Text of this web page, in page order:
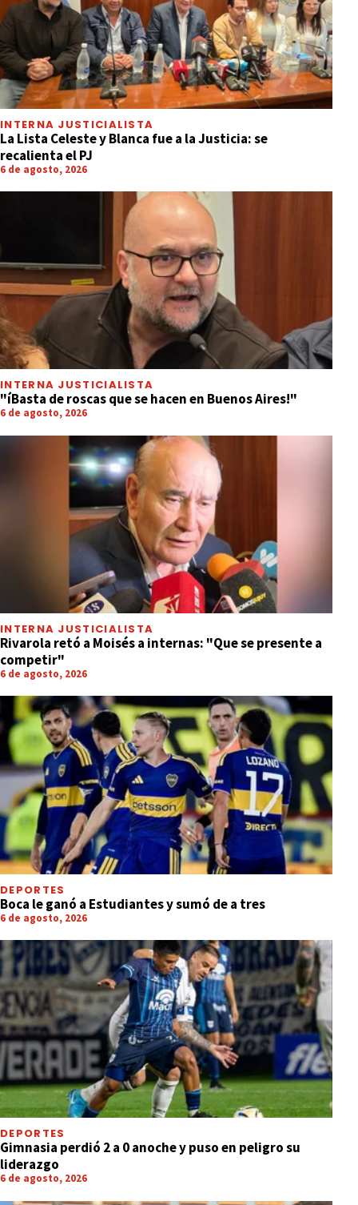
INTERNA JUSTICIALISTA
La Lista Celeste y Blanca fue a la Justicia: se
recalienta el PJ
6 de agosto, 2026
INTERNA JUSTICIALISTA
"íBasta de roscas que se hacen en Buenos Aires!"
6 de agosto, 2026
INTERNA JUSTICIALISTA
Rivarola retó a Moisés a internas: "Que se presente a
competir"
6 de agosto, 2026
DEPORTES
Boca le ganó a Estudiantes y sumó de a tres
6 de agosto, 2026
DEPORTES
Gimnasia perdió 2 a 0 anoche y puso en peligro su
liderazgo
6 de agosto, 2026